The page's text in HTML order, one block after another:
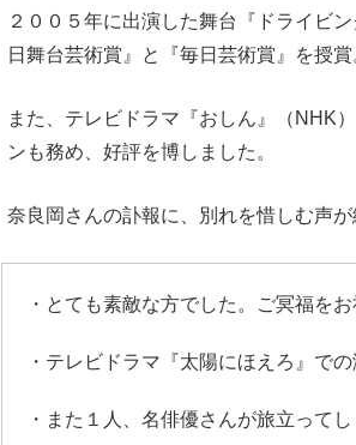
２００５年に出演した舞台『ドライビ
日舞台芸術賞』と『毎日芸術賞』を授賞
また、テレビドラマ『おしん』（NHK
ンも務め、好評を博しました。
奈良岡さんの訃報に、別れを惜しむ声
・とても素敵な方でした。ご冥福を
・テレビドラマ『太陽にほえろ』で
・また１人、名俳優さんが旅立って